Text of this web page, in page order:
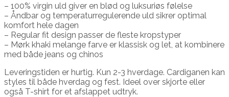
– 100% virgin uld giver en blød og luksuriøs følelse
– Åndbar og temperaturregulerende uld sikrer optimal
komfort hele dagen
– Regular fit design passer de fleste kropstyper
– Mørk khaki melange farve er klassisk og let, at kombinere
med både jeans og chinos
Leveringstiden er hurtig. Kun 2-3 hverdage. Cardiganen kan
styles til både hverdag og fest. Ideel over skjorte eller
også T-shirt for et afslappet udtryk.